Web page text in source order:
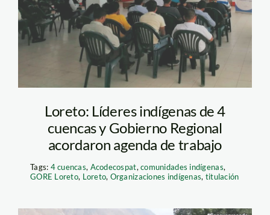
Loreto: Líderes indígenas de 4
cuencas y Gobierno Regional
acordaron agenda de trabajo
Tags: 4 cuencas, Acodecospat,comunidades indígenas,
GORE Loreto, Loreto, Organizaciones indígenas, titulación